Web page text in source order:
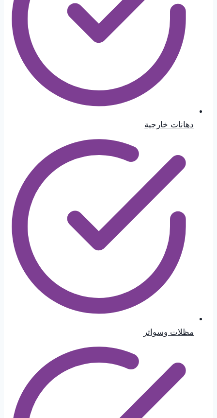
دهانات خارجية
مظلات وسواتر